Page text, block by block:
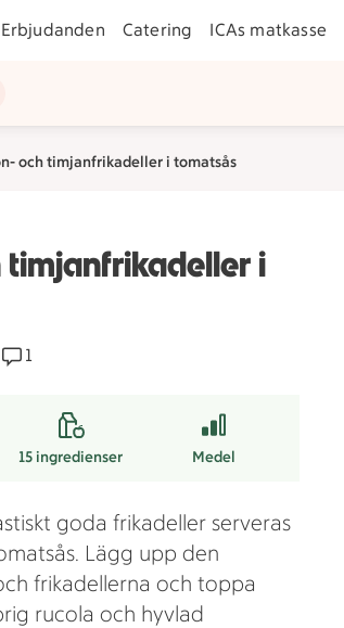
Erbjudanden Catering ICAs matkasse
och timjanfrikadeller i tomatsås
timjanfrikadeller i
Receptet har 1 kommentarer
1
15ingredienser Medel
goda frikadeller serveras
Lägg upp den
frikadellerna och toppa
rucola och hyvlad